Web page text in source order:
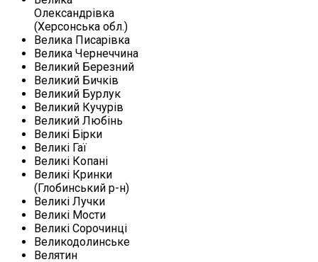
Олександрівка
(Херсонська обл.)
Велика Писарівка
Велика Чернеччина
Великий Березний
Великий Бичків
Великий Бурлук
Великий Кучурів
Великий Любінь
Великі Бірки
Великі Гаї
Великі Копані
Великі Кринки
(Глобинський р-н)
Великі Лучки
Великі Мости
Великі Сорочинці
Великодолинське
Велятин